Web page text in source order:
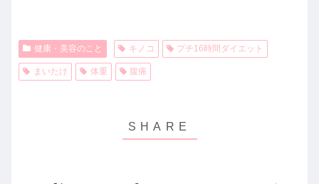
健康・美容のこと キノコ プチ16時間ダイエット
まいたけ 体重 腹痛